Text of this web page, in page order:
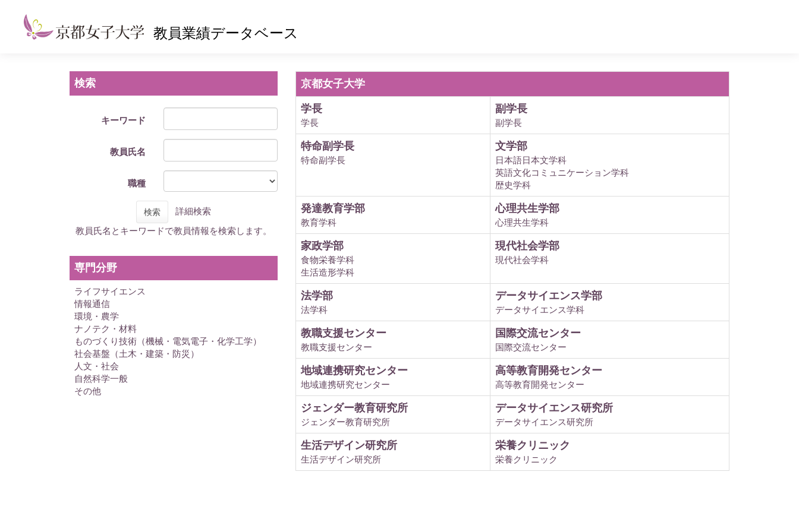
教員業績データベース
検索
キーワード
教員氏名
職種
検索
詳細検索
教員氏名とキーワードで教員情報を検索します。
専門分野
ライフサイエンス
情報通信
環境・農学
ナノテク・材料
ものづくり技術（機械・電気電子・化学工学）
社会基盤（土木・建築・防災）
人文・社会
自然科学一般
その他
京都女子大学
学長
学長
副学長
副学長
特命副学長
特命副学長
文学部
日本語日本文学科
英語文化コミュニケーション学科
歴史学科
発達教育学部
教育学科
心理共生学部
心理共生学科
家政学部
食物栄養学科
生活造形学科
現代社会学部
現代社会学科
法学部
法学科
データサイエンス学部
データサイエンス学科
教職支援センター
教職支援センター
国際交流センター
国際交流センター
地域連携研究センター
地域連携研究センター
高等教育開発センター
高等教育開発センター
ジェンダー教育研究所
ジェンダー教育研究所
データサイエンス研究所
データサイエンス研究所
生活デザイン研究所
生活デザイン研究所
栄養クリニック
栄養クリニック